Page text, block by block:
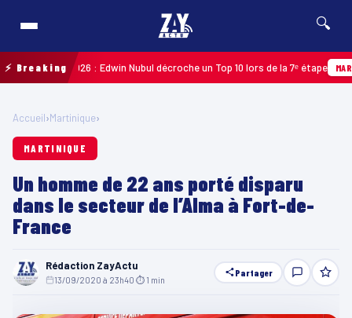
🔍
⚡ Breaking2026 : Edwin Nubul décroche un Top 10 lors de la 7ᵉ étape
Accueil›Martinique›
MARTINIQUE
Un homme de 22 ans porté disparu
dans le secteur de l’Alma à Fort-de-
France
Rédaction ZayActu
13/09/2020 à 23h40 ⏱ 1 min
Partager